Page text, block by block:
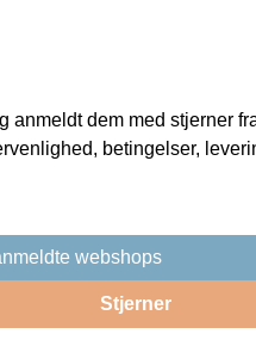
dem med stjerner
betingelser,
webshops
Stjerner